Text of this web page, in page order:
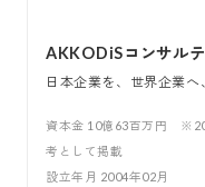
AKKODiSコンサル
日本企業を、世界企業へ
資本金 10億63百万円
考として掲載
設立年月 2004年02月